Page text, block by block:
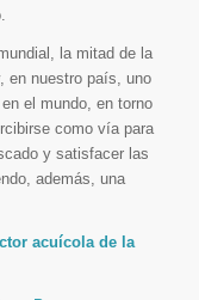
la mitad de la
en nuestro país, uno
el mundo, en torno
como vía para
y satisfacer las
además, una
acuícola de la